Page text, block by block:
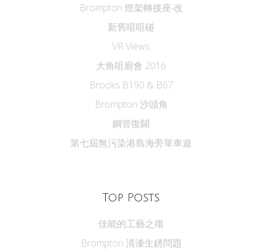
Brompton 燈架轉接座‧改
新舊咀咀碰
VR Views
大角咀廟會 2016
Brooks B190 & B67
Brompton 沙頭角
鋼管復闢
第七屆無污染港島海旁單車遊
Top Posts
佳能的工藝之殤
Brompton 清漆生銹問題